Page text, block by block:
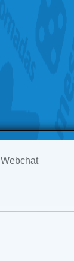
Webchat